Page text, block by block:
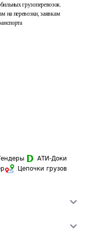
грузоперевозок.
на перевозки, заявкам
АТИ-Доки
Цепочки грузов